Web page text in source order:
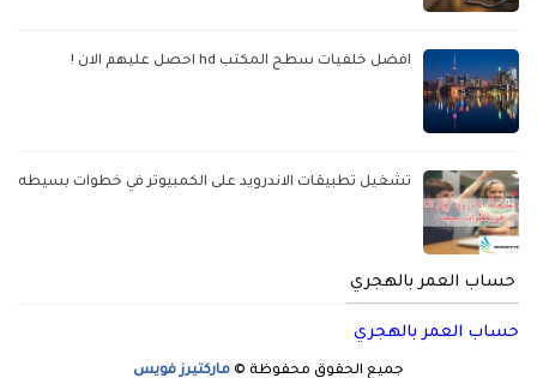
افضل خلفيات سطح المكتب hd احصل عليهم الان !
تشغيل تطبيقات الاندرويد على الكمبيوتر في خطوات بسيطه
حساب العمر بالهجري
حساب العمر بالهجري
جميع الحقوق محفوظة © ماركتيرز فويس